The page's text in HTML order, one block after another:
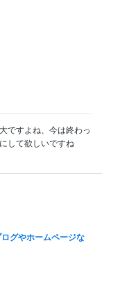
ですよね、今は終わっ
して欲しいですね
グやホームページな